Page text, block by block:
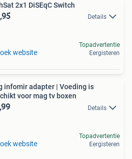
2x1 DiSEqC Switch
Details
website
Topadvertentie
Eergisteren
infomir adapter | Voeding is
voor mag tv boxen
Details
website
Topadvertentie
Eergisteren